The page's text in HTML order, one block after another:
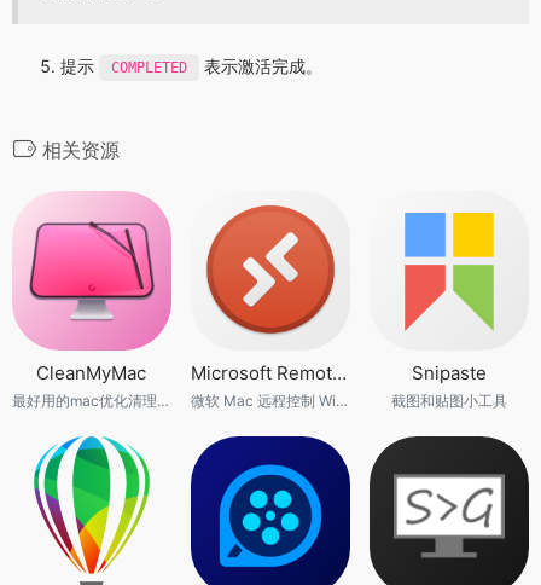
提示 COMPLETED 表示激活完成。
相关资源
CleanMyMac
最好用的mac优化清理工具
Microsoft Remote Desktop
微软 Mac 远程控制 Windows 软件
Snipaste
截图和贴图小工具